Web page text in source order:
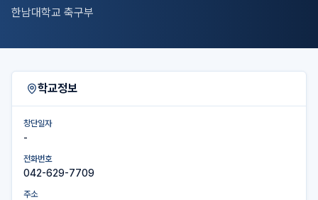
한남대학교 축구부
학교정보
창단일자
-
전화번호
042-629-7709
주소